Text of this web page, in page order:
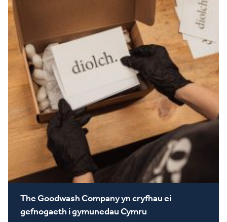
The Goodwash Company yn cryfhau ei
gefnogaeth i gymunedau Cymru